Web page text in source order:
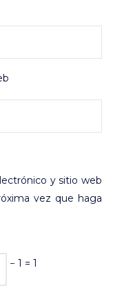
y sitio web
vez que haga
− 1 = 1